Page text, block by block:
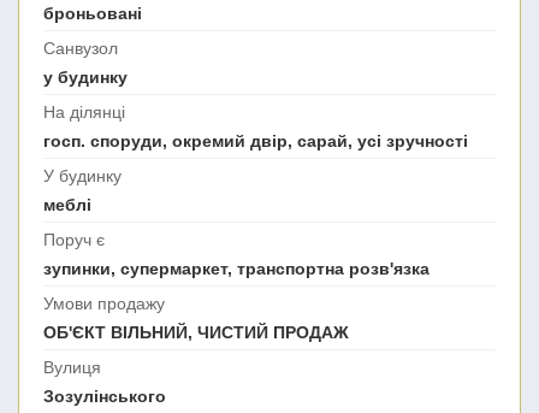
броньовані
Санвузол
у будинку
На ділянці
госп. споруди, окремий двір, сарай, усі зручності
У будинку
меблі
Поруч є
зупинки, супермаркет, транспортна розв'язка
Умови продажу
ОБ'ЄКТ ВІЛЬНИЙ, ЧИСТИЙ ПРОДАЖ
Вулиця
Зозулінського